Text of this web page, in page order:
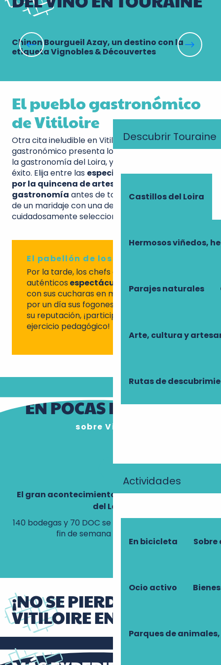
Descubrir Touraine
Castillos del Loira
Hermosos viñedos,
Parajes naturales
Arte, cultura y
Rutas de
Actividades
En bicicleta Sobre
Ocio activo
Parques de
Chinon Bourgueil Azay, un destino con la
etiqueta Vignobles & Découvertes
El pueblo gastronómico
de Vitiloire
Otra cita ineludible en Vitiloire, el pueblo
gastronómico presenta los mejores productos de
la gastronomía del Loira, y cada año es un gran
éxito. Elija entre las especialidades propuestas
por la quincena de artesanos de la
gastronomía antes de tomar asiento y disfrutar
de un maridaje con una de las botellas
cuidadosamente seleccionadas.
El pabellón de los chefs
Por la tarde, los chefs ofrecerán
auténticosespectáculos gastronómicos
con sus cucharas en movimiento. Dejando
por un día sus fogones, donde han forjado
su reputación, ¡participarán en este
ejercicio pedagógico!
EN POCAS PALABRAS
sobre Vitiloire
El gran acontecimiento de los vinos del Valle
del Loira
140 bodegas y 70 DOC se reúnen en Tours para un
fin de semana 100% vinícola.
¡NO SE PIERDA
VITILOIRE EN 2026!